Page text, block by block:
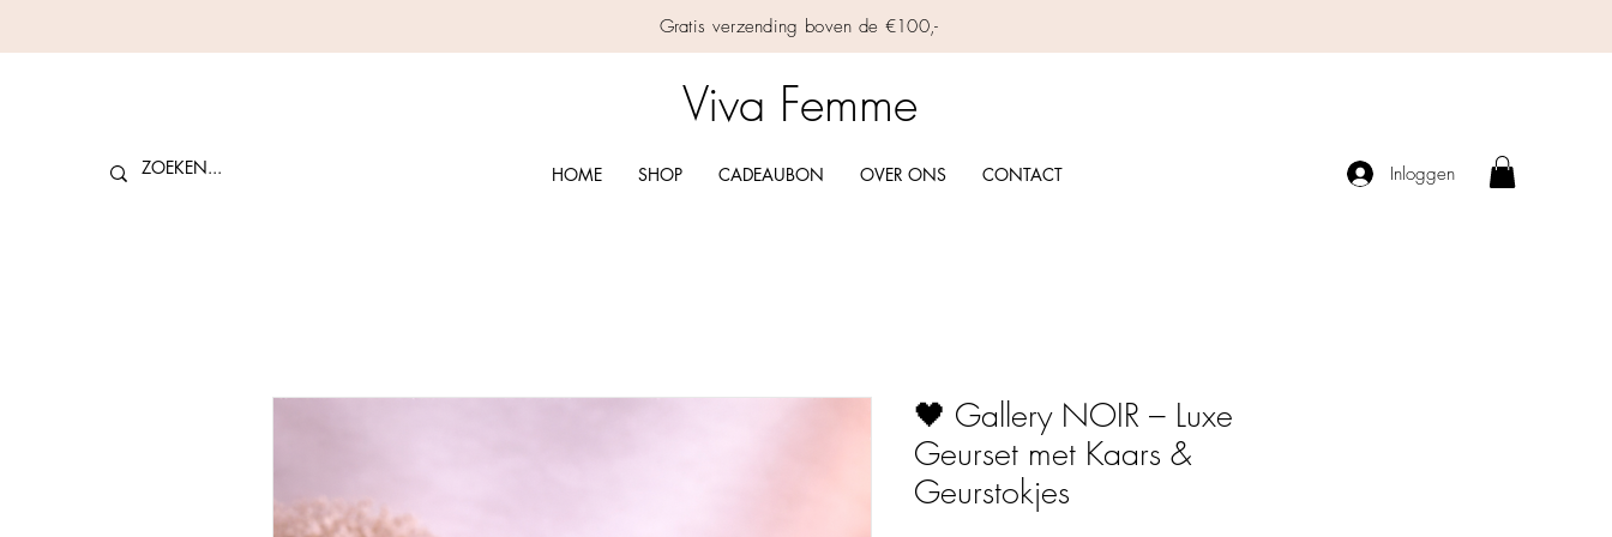
Gratis verzending boven de €100,-
Viva Femme
HOME SHOP CADEAUBON OVER ONS CONTACT Inloggen
🖤 Gallery NOIR – Luxe
Geurset met Kaars &
Geurstokjes